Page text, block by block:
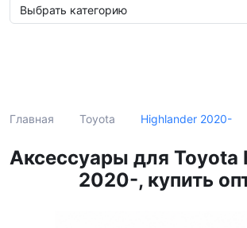
Главная Toyota Highlander 2020-
Аксессуары для Toyota
2020-, купить